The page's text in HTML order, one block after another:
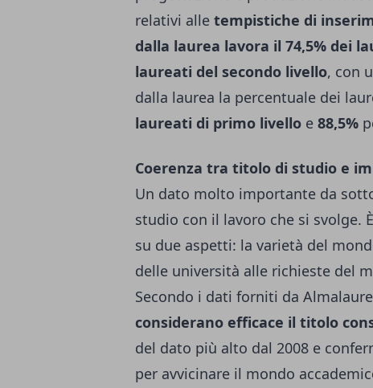
relativi alle tempistiche di
dalla laurea lavora il 74,5% dei
laureati del secondo livello, con
dalla laurea la percentuale dei
laureati di primo livello e 88,5%
Coerenza tra titolo di studio e
Un dato molto importante da
studio con il lavoro che si svolge.
su due aspetti: la varietà del
delle università alle richieste del
Secondo i dati forniti da
considerano efficace il titolo
del dato più alto dal 2008 e
per avvicinare il mondo